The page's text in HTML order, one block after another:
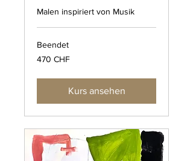
Malen inspiriert von Musik
Beendet
470
Schweizer
470 CHF
Kurs ansehen